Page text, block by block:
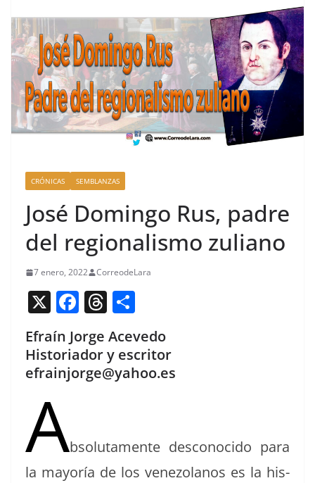
CRÓNICAS SEMBLANZAS
José Domingo Rus, padre
del regionalismo zuliano
7 enero, 2022 CorreodeLara
X F
c
e
b
o
k
T
h
re
a
d
m
p
Efraín Jorge Acevedo
Historiador y escritor
efrainjorge@yahoo.es
Abso­lu­ta­mente descono­ci­do para
la may­oría de los vene­zolanos es la his­